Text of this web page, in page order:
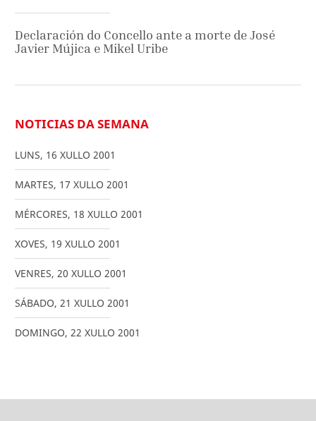
Declaración do Concello ante a morte de José
Javier Mújica e Mikel Uribe
NOTICIAS DA SEMANA
LUNS, 16 XULLO 2001
MARTES, 17 XULLO 2001
MÉRCORES, 18 XULLO 2001
XOVES, 19 XULLO 2001
VENRES, 20 XULLO 2001
SÁBADO, 21 XULLO 2001
DOMINGO, 22 XULLO 2001